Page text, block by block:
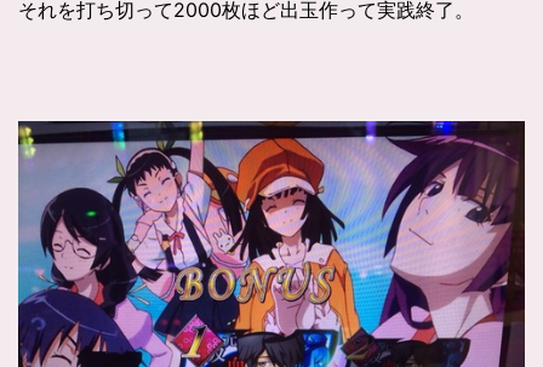
それを打ち切って2000枚ほど出玉作って実践終了。